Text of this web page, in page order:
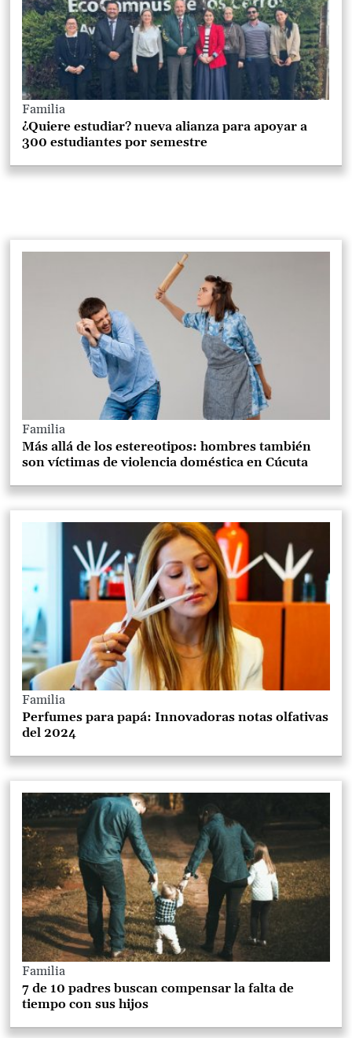
Familia
¿Quiere estudiar? nueva alianza para apoyar a
300 estudiantes por semestre
Familia
Más allá de los estereotipos: hombres también
son víctimas de violencia doméstica en Cúcuta
Familia
Perfumes para papá: Innovadoras notas olfativas
del 2024
Familia
7 de 10 padres buscan compensar la falta de
tiempo con sus hijos